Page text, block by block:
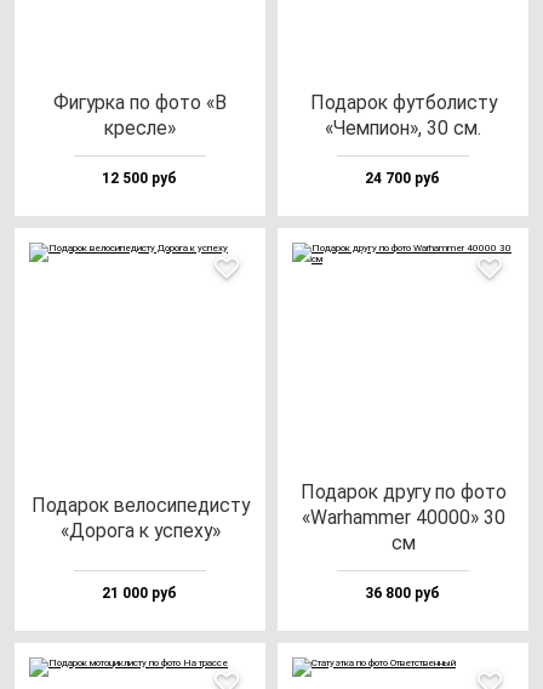
Фигур­ка по фо­то «В
крес­ле»
12 500 руб
Пода­рок фут­бо­лис­ту
«Чем­пи­он», 30 см.
24 700 руб
Пода­рок ве­ло­си­пе­дис­ту
«Доро­га к ус­пе­ху»
21 000 руб
Пода­рок дру­гу по фо­то
«War­ham­mer 40000» 30
см
36 800 руб